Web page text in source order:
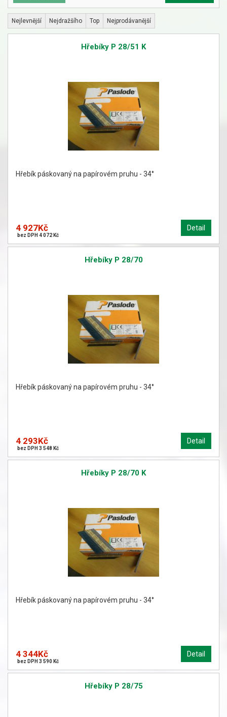
Nejlevnější Nejdražšího Top Nejprodávanější
Hřebíky P 28/51 K
Hřebík páskovaný na papírovém pruhu - 34°
Detail
4 927Kč
bez DPH 4 072 Kč
Hřebíky P 28/70
Hřebík páskovaný na papírovém pruhu - 34°
Detail
4 293Kč
bez DPH 3 548 Kč
Hřebíky P 28/70 K
Hřebík páskovaný na papírovém pruhu - 34°
Detail
4 344Kč
bez DPH 3 590 Kč
Hřebíky P 28/75